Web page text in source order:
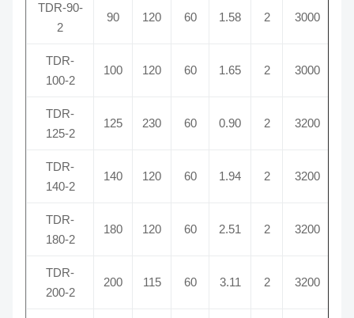
TDR-90-
2
90 120 60 1.58 2 3000
TDR-
100-2
100 120 60 1.65 2 3000
TDR-
125-2
125 230 60 0.90 2 3200
TDR-
140-2
140 120 60 1.94 2 3200
TDR-
180-2
180 120 60 2.51 2 3200
TDR-
200-2
200 115 60 3.11 2 3200